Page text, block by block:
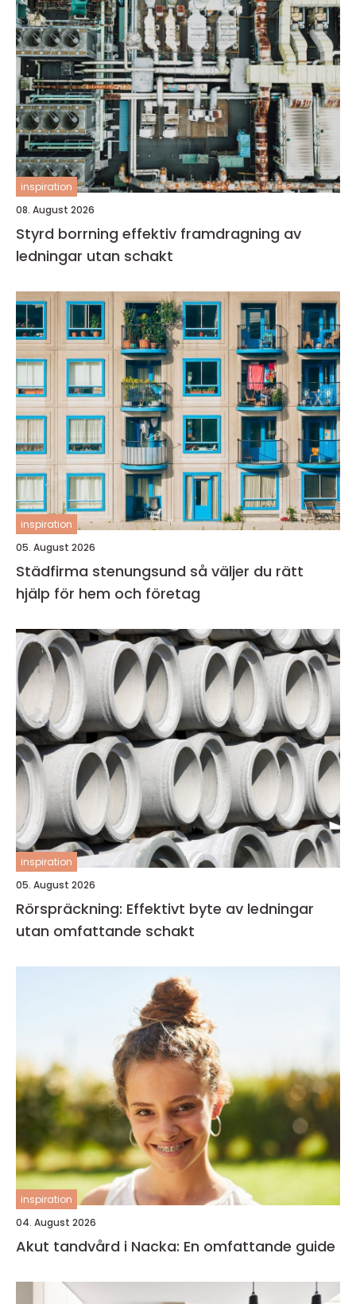
inspiration
08. August 2026
Styrd borrning effektiv framdragning av
ledningar utan schakt
inspiration
05. August 2026
Städfirma stenungsund så väljer du rätt
hjälp för hem och företag
inspiration
05. August 2026
Rörspräckning: Effektivt byte av ledningar
utan omfattande schakt
inspiration
04. August 2026
Akut tandvård i Nacka: En omfattande guide